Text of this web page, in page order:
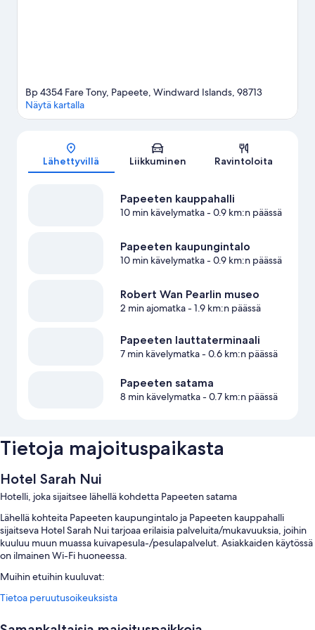
Kartta
Bp 4354 Fare Tony, Papeete, Windward Islands, 98713
Näytä kartalla
Lähettyvillä Liikkuminen Ravintoloita
Papeeten kauppahalli
10 min kävelymatka- 0.9 km:n päässä
Papeeten kaupungintalo
10 min kävelymatka- 0.9 km:n päässä
Robert Wan Pearlin museo
2 min ajomatka- 1.9 km:n päässä
Papeeten lauttaterminaali
7 min kävelymatka- 0.6 km:n päässä
Papeeten satama
8 min kävelymatka- 0.7 km:n päässä
Tietoja majoituspaikasta
Hotel Sarah Nui
Hotelli, joka sijaitsee lähellä kohdetta Papeeten satama
Lähellä kohteita Papeeten kaupungintalo ja Papeeten kauppahalli
sijaitseva Hotel Sarah Nui tarjoaa erilaisia palveluita/mukavuuksia, joihin
kuuluu muun muassa kuivapesula-/pesulapalvelut. Asiakkaiden käytössä
on ilmainen Wi-Fi huoneessa.
Muihin etuihin kuuluvat:
Ilmainen omatoiminen pysäköinti
Tietoa peruutusoikeuksista